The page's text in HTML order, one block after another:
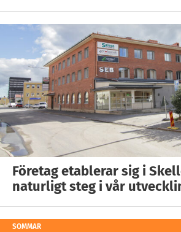
Företag etablerar sig i
naturligt steg i vår
SOMMAR